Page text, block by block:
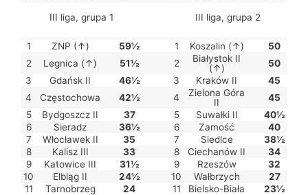
III liga, grupa 1 III liga, grupa 2
1 ZNP (↑) 59½ 1 Koszalin (↑)
50
2
Legnica (↑) 51½ 2
Białystok II
(↑)
50
3
Gdańsk II 46½ 3 Kraków II
45
4
Częstochowa 42½ 4
Zielona Góra
II
45
5
Bydgoszcz II 37 5 Suwałki II
40½
6
Sieradz 36½ 6 Zamość
40
7
Włocławek II 35 7 Siedlce
38½
8
Kalisz III 33 8 Ciechanów II
34
9
Katowice III 31½ 9 Rzeszów
32
10
Elbląg II 24½ 10 Wałbrzych
27
11
Tarnobrzeg 24 11 Bielsko-Biała 23½